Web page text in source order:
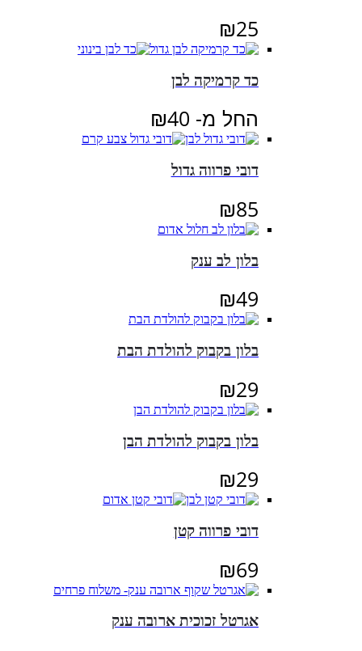
₪25
כד קרמיקה לבן
החל מ- ₪40
דובי פרווה גדול
₪85
בלון לב ענק
₪49
בלון בקבוק להולדת הבת
₪29
בלון בקבוק להולדת הבן
₪29
דובי פרווה קטן
₪69
אגרטל זכוכית ארובה ענק